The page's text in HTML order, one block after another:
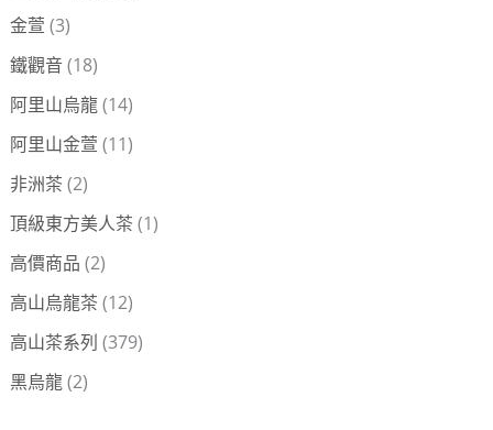
金萱 (3)
鐵觀音 (18)
阿里山烏龍(14)
阿里山金萱 (11)
非洲茶 (2)
頂級東方美人茶 (1)
高價商品 (2)
高山烏龍茶 (12)
高山茶系列 (379)
黑烏龍(2)